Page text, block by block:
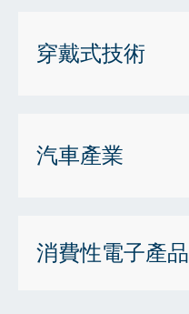
穿戴式技術
汽車產業
消費性電子產品